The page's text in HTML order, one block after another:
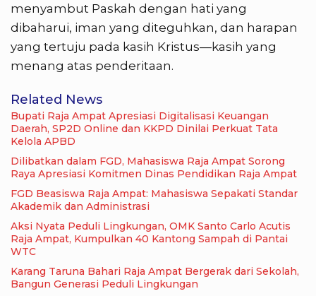
menyambut Paskah dengan hati yang
dibaharui, iman yang diteguhkan, dan harapan
yang tertuju pada kasih Kristus—kasih yang
menang atas penderitaan.
Related News
Bupati Raja Ampat Apresiasi Digitalisasi Keuangan
Daerah, SP2D Online dan KKPD Dinilai Perkuat Tata
Kelola APBD
Dilibatkan dalam FGD, Mahasiswa Raja Ampat Sorong
Raya Apresiasi Komitmen Dinas Pendidikan Raja Ampat
FGD Beasiswa Raja Ampat: Mahasiswa Sepakati Standar
Akademik dan Administrasi
Aksi Nyata Peduli Lingkungan, OMK Santo Carlo Acutis
Raja Ampat, Kumpulkan 40 Kantong Sampah di Pantai
WTC
Karang Taruna Bahari Raja Ampat Bergerak dari Sekolah,
Bangun Generasi Peduli Lingkungan